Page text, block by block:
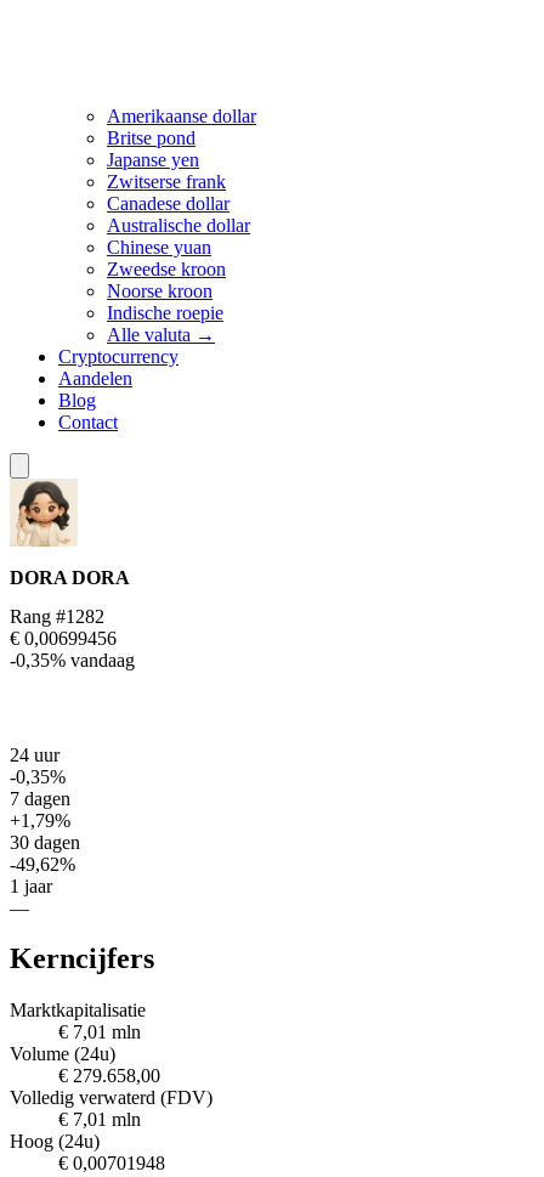
Amerikaanse dollar
Britse pond
Japanse yen
Zwitserse frank
Canadese dollar
Australische dollar
Chinese yuan
Zweedse kroon
Noorse kroon
Indische roepie
Alle valuta →
Cryptocurrency
Aandelen
Blog
Contact
DORA DORA
Rang #1282
€ 0,00699456
-0,35% vandaag
24 uur
-0,35%
7 dagen
+1,79%
30 dagen
-49,62%
1 jaar
—
Kerncijfers
Marktkapitalisatie
€ 7,01 mln
Volume (24u)
€ 279.658,00
Volledig verwaterd (FDV)
€ 7,01 mln
Hoog (24u)
€ 0,00701948